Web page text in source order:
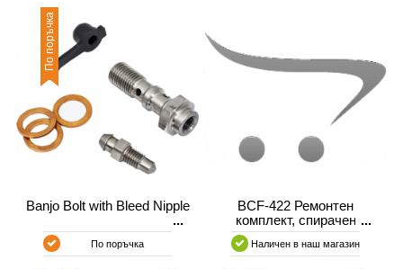
По поръчка
Banjo Bolt with Bleed Nipple
По поръчка
BCF-422 Ремонтен
комплект, спирачен
апарат
Наличен в наш магазин